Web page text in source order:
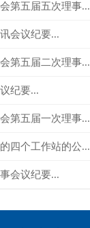
第五届五次理事...
会议纪要...
第五届二次理事...
纪要...
第五届一次理事...
四个工作站的公...
会议纪要...